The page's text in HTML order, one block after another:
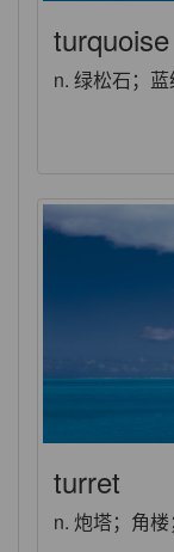
turquoise
n. 绿松石；
turret
n. 炮塔；角